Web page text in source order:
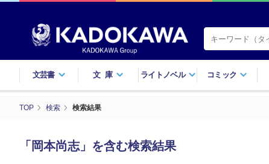
文芸書 文庫 ライトノベル コミック
TOP 検索 検索結果
「岡本尚志」を含む検索結果